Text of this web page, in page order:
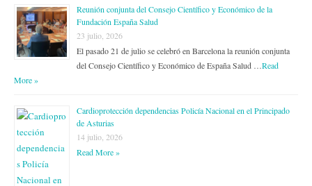
Reunión conjunta del Consejo Científico y Económico de la
Fundación España Salud
23 julio, 2026
El pasado 21 de julio se celebró en Barcelona la reunión conjunta
del Consejo Científico y Económico de España Salud … Read
More »
Cardioprotección dependencias Policía Nacional en el Principado
de Asturias
14 julio, 2026
Read More »